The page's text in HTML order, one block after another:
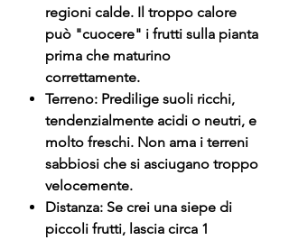
regioni calde. Il troppo calore
può "cuocere" i frutti sulla pianta
prima che maturino
correttamente.
Terreno: Predilige suoli ricchi,
tendenzialmente acidi o neutri, e
molto freschi. Non ama i terreni
sabbiosi che si asciugano troppo
velocemente.
Distanza: Se crei una siepe di
piccoli frutti, lascia circa 1